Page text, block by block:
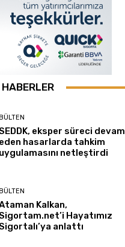
BÜLTEN
eksper süreci devam
eden hasarlarda tahkim
uygulamasını netleştirdi
Kalkan,
Hayatımız
anlattı